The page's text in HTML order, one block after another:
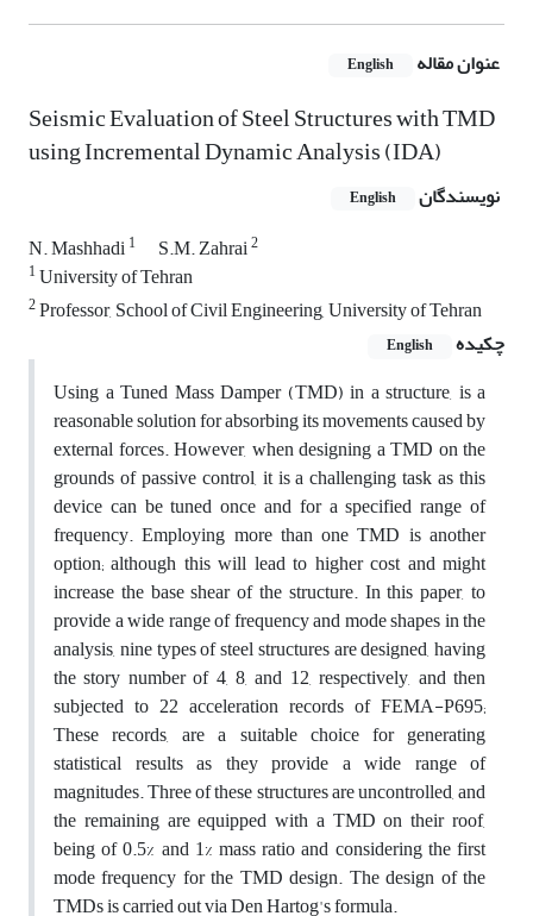
عنوان مقاله English
Seismic Evaluation of Steel Structures with TMD
using Incremental Dynamic Analysis (IDA)
نویسندگان English
N. Mashhadi1 S.M. Zahrai2
1University of Tehran
2Professor, School of Civil Engineering, University of Tehran
چکیده
English
Using a Tuned Mass Damper (TMD) in a structure, is a
reasonable solution for absorbing its movements caused by
external forces. However, when designing a TMD on the
grounds of passive control, it is a challenging task as this
device can be tuned once and for a specified range of
frequency. Employing more than one TMD is another
option; although this will lead to higher cost and might
increase the base shear of the structure. In this paper, to
provide a wide range of frequency and mode shapes in the
analysis, nine types of steel structures are designed, having
the story number of 4, 8, and 12, respectively, and then
subjected to 22 acceleration records of FEMA-P695;
These records, are a suitable choice for generating
statistical results as they provide a wide range of
magnitudes. Three of these structures are uncontrolled, and
the remaining are equipped with a TMD on their roof,
being of 0.5% and 1% mass ratio and considering the first
mode frequency for the TMD design. The design of the
TMDs is carried out via Den Hartog's formula.